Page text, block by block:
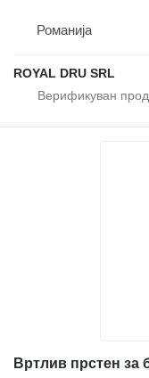
Романија
ROYAL DRU SRL
Вртлив прстен за